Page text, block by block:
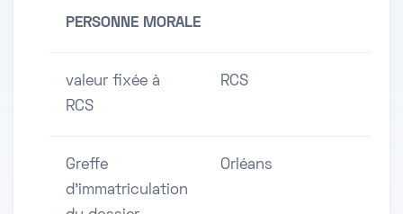
PERSONNE MORALE
valeur fixée à
RCS
RCS
Greffe
d'immatriculation
Orléans